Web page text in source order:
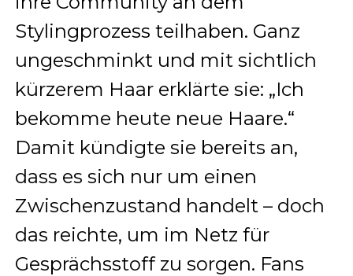
Stylingprozess teilhaben. Ganz
ungeschminkt und mit sichtlich
kürzerem Haar erklärte sie: „Ich
bekomme heute neue Haare.“
Damit kündigte sie bereits an,
dass es sich nur um einen
Zwischenzustand handelt – doch
das reichte, um im Netz für
Gesprächsstoff zu sorgen. Fans